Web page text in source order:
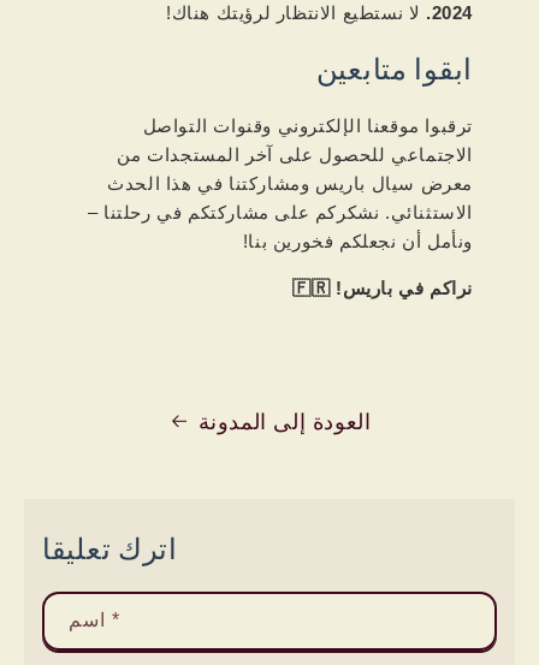
2024.
لا نستطيع الانتظار لرؤيتك هناك!
ابقوا متابعين
ترقبوا موقعنا الإلكتروني وقنوات التواصل
الاجتماعي للحصول على آخر المستجدات من
معرض سيال باريس ومشاركتنا في هذا الحدث
الاستثنائي. نشكركم على مشاركتكم في رحلتنا –
ونأمل أن نجعلكم فخورين بنا!
نراكم في باريس! 🇫🇷
العودة إلى المدونة
اترك تعليقا
*